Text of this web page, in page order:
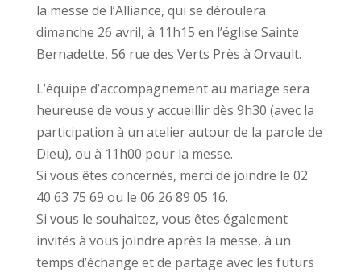
la messe de l’Alliance, qui se déroulera
dimanche 26 avril, à 11h15 en l’église Sainte
Bernadette, 56 rue des Verts Près à Orvault.
L’équipe d’accompagnement au mariage sera
heureuse de vous y accueillir dès 9h30 (avec la
participation à un atelier autour de la parole de
Dieu), ou à 11h00 pour la messe.
Si vous êtes concernés, merci de joindre le 02
40 63 75 69 ou le 06 26 89 05 16.
Si vous le souhaitez, vous êtes également
invités à vous joindre après la messe, à un
temps d’échange et de partage avec les futurs